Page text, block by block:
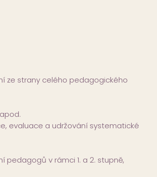
ze strany celého pedagogického
evaluace a udržování systematické
v rámci 1. a 2. stupně,